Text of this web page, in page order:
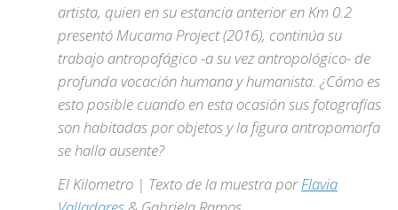
artista, quien en su estancia anterior en Km 0.2
presentó Mucama Project(2016), continúa su
trabajo antropofágico -a su vez antropológico- de
profunda vocación humana y humanista. ¿Cómo es
esto posible cuando en esta ocasión sus fotografías
son habitadas por objetos y la figura antropomorfa
se halla ausente?
El Kilometro | Texto de la muestra porFlavia